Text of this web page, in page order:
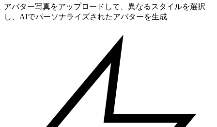
アバター写真をアップロードして、異なるスタイルを選択
し、AIでパーソナライズされたアバターを生成